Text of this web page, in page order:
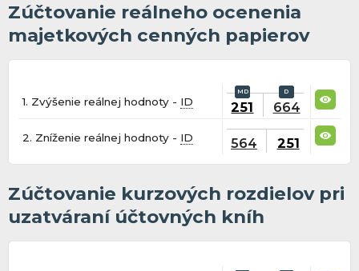
Zúčtovanie reálneho ocenenia
majetkových cenných papierov
1. Zvýšenie reálnej hodnoty - ID 251 664
2. Zníženie reálnej hodnoty - ID 564 251
Zúčtovanie kurzových rozdielov pri
uzatváraní účtovných kníh